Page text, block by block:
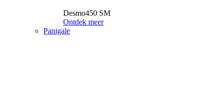
Desmo450 SM
Ontdek meer
Panigale